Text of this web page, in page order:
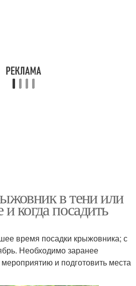
в тени или
когда посадить
время посадки крыжовника; с
Необходимо заранее
мероприятию и подготовить места